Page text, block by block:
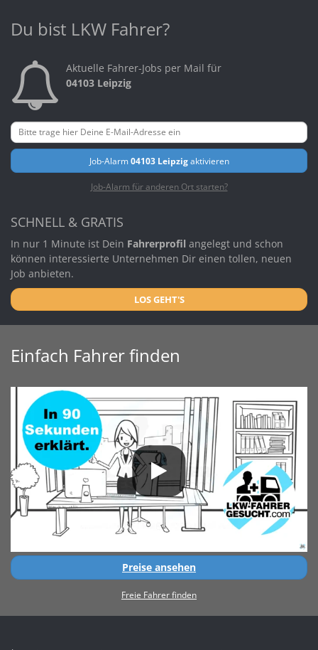
Du bist LKW Fahrer?
Aktuelle Fahrer-Jobs per Mail für
04103 Leipzig
Job-Alarm04103 Leipzigaktivieren
Job-Alarm für anderen Ort starten?
SCHNELL & GRATIS
In nur 1 Minute ist Dein Fahrerprofil angelegt und schon
können interessierte Unternehmen Dir einen tollen, neuen
Job anbieten.
LOS GEHT'S
Einfach Fahrer finden
Preise ansehen
Freie Fahrer finden